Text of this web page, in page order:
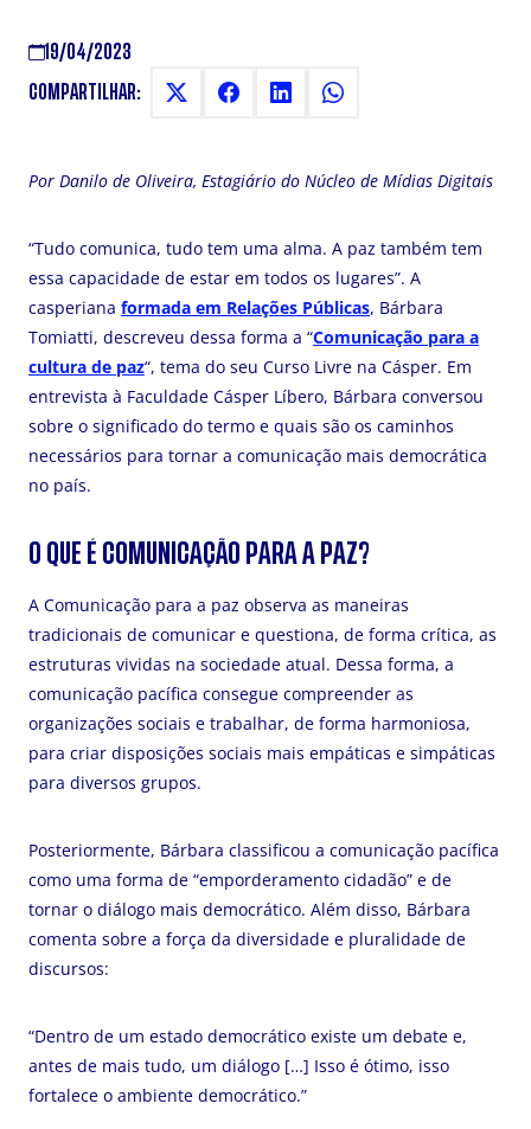
19/04/2023
COMPARTILHAR:
Por Danilo de Oliveira, Estagiário do Núcleo de Mídias Digitais
“Tudo comunica, tudo tem uma alma. A paz também tem
essa capacidade de estar em todos os lugares”. A
casperiana formada em Relações Públicas, Bárbara
Tomiatti, descreveu dessa forma a “Comunicação para a
cultura de paz“, tema do seu Curso Livre na Cásper. Em
entrevista à Faculdade Cásper Líbero, Bárbara conversou
sobre o significado do termo e quais são os caminhos
necessários para tornar a comunicação mais democrática
no país.
O QUE É COMUNICAÇÃO PARA A PAZ?
A Comunicação para a paz observa as maneiras
tradicionais de comunicar e questiona, de forma crítica, as
estruturas vividas na sociedade atual. Dessa forma, a
comunicação pacífica consegue compreender as
organizações sociais e trabalhar, de forma harmoniosa,
para criar disposições sociais mais empáticas e simpáticas
para diversos grupos.
Posteriormente, Bárbara classificou a comunicação pacífica
como uma forma de “emporderamento cidadão” e de
tornar o diálogo mais democrático. Além disso, Bárbara
comenta sobre a força da diversidade e pluralidade de
discursos:
“Dentro de um estado democrático existe um debate e,
antes de mais tudo, um diálogo […] Isso é ótimo, isso
fortalece o ambiente democrático.”